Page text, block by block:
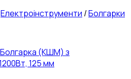
Електроінструменти /Болгарки